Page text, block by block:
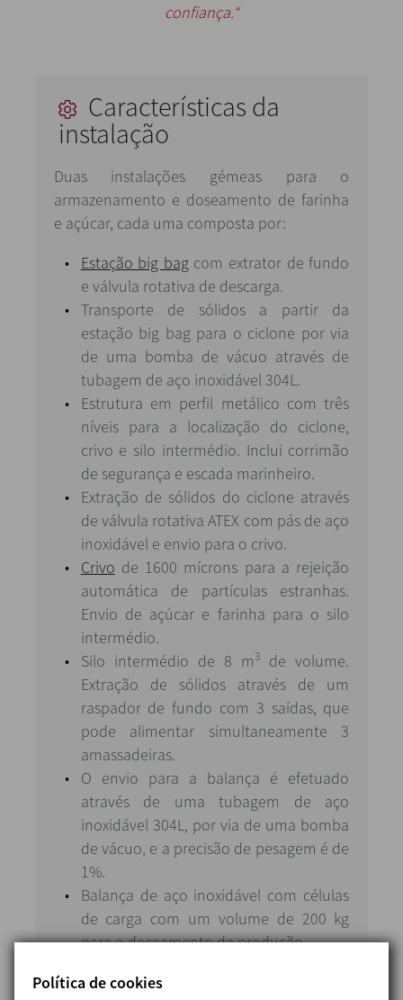
confiança.“
Características da
instalação
Duas instalações gémeas para o
armazenamento e doseamento de farinha
e açúcar, cada uma composta por:
Estação big bagcom extrator de fundo
e válvula rotativa de descarga.
Transporte de sólidos a partir da
estação big bag para o ciclone por via
de uma bomba de vácuo através de
tubagem de aço inoxidável 304L.
Estrutura em perfil metálico com três
níveis para a localização do ciclone,
crivo e silo intermédio. Inclui corrimão
de segurança e escada marinheiro.
Extração de sólidos do ciclone através
de válvula rotativa ATEX com pás de aço
inoxidável e envio para o crivo.
Crivo de 1600 mícrons para a rejeição
automática de partículas estranhas.
Envio de açúcar e farinha para o silo
intermédio.
Silo intermédio de 8 m3
de volume.
Extração de sólidos através de um
raspador de fundo com 3 saídas, que
pode alimentar simultaneamente 3
amassadeiras.
O envio para a balança é efetuado
através de uma tubagem de aço
inoxidável 304L, por via de uma bomba
de vácuo, e a precisão de pesagem é de
1%.
Balança de aço inoxidável com células
de carga com um volume de 200 kg
para o doseamento da produção.
próximo para o doseamento de água
Política de cookies